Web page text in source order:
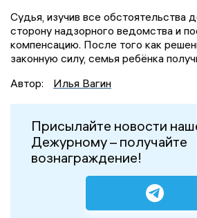
Судья, изучив все обстоятельства
сторону надзорного ведомства и
компенсацию. После того как
законную силу, семья ребёнка
Автор:
Илья Вагин
Присылайте новости
Дежурному – получайте
вознаграждение!